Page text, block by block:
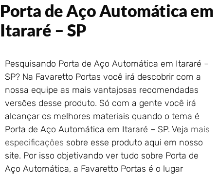
Portão de Garagem de
Enrolar em Rio das Ostras –
Portão de Garagem de
Enrolar em Petrópolis – RJ
Portão de Garagem de
Enrolar em Paraty – RJ
Portão de Garagem de
Enrolar em Nova Iguaçu – RJ
Portão de Garagem de
Enrolar em Nova Friburgo –
RJ
Porta de Aço Automática em
Itararé – SP
Pesquisando Porta de Aço Automática em Itararé –
SP? Na Favaretto Portas você irá descobrir com a
nossa equipe as mais vantajosas recomendadas
versões desse produto. Só com a gente você irá
alcançar os melhores materiais quando o tema é
Porta de Aço Automática em Itararé – SP. Veja mais
especificações sobre esse produto aqui em nosso
site. Por isso objetivando ver tudo sobre Porta de
Aço Automática, a Favaretto Portas é o lugar